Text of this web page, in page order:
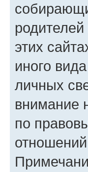
этих
иного
личных
внимание
по